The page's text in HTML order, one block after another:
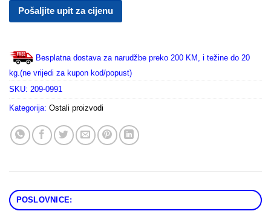
Pošaljite upit za cijenu
Besplatna dostava za narudžbe preko 200 KM, i težine do 20
kg.(ne vrijedi za kupon kod/popust)
SKU: 209-0991
Kategorija: Ostali proizvodi
POSLOVNICE: